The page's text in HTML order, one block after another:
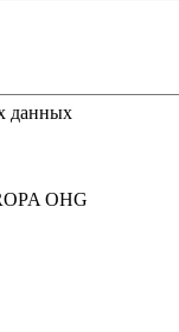
данных
OHG